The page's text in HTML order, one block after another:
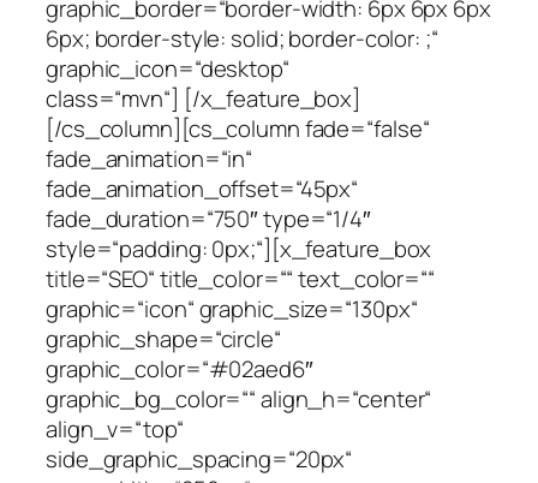
graphic_border=“border-width: 6px 6px 6px
6px; border-style: solid; border-color: ;“
graphic_icon=“desktop“
class=“mvn“] [/x_feature_box]
[/cs_column][cs_column fade=“false“
fade_animation=“in“
fade_animation_offset=“45px“
fade_duration=“750″ type=“1/4″
style=“padding: 0px;“][x_feature_box
title=“SEO“ title_color=““ text_color=““
graphic=“icon“ graphic_size=“130px“
graphic_shape=“circle“
graphic_color=“#02aed6″
graphic_bg_color=““ align_h=“center“
align_v=“top“
side_graphic_spacing=“20px“